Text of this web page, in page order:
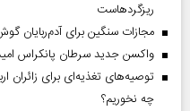
ریزگردهاست
مجازات سنگین برای آدم‌ربایان
واکسن جدید سرطان پانکراس
چه نخوریم؟